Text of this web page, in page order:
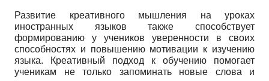
Развитие креативного мышления на уроках
иностранных языков также способствует
формированию у учеников уверенности в своих
способностях и повышению мотивации к изучению
языка. Креативный подход к обучению помогает
ученикам не только запоминать новые слова и